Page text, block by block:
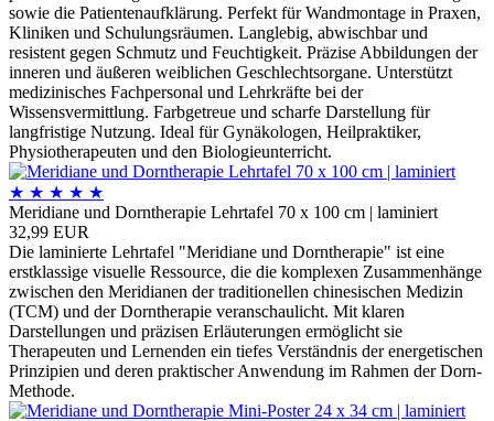
sowie die Patientenaufklärung. Perfekt für Wandmontage in Praxen,
Kliniken und Schulungsräumen. Langlebig, abwischbar und
resistent gegen Schmutz und Feuchtigkeit. Präzise Abbildungen der
inneren und äußeren weiblichen Geschlechtsorgane. Unterstützt
medizinisches Fachpersonal und Lehrkräfte bei der
Wissensvermittlung. Farbgetreue und scharfe Darstellung für
langfristige Nutzung. Ideal für Gynäkologen, Heilpraktiker,
Physiotherapeuten und den Biologieunterricht.
★ ★ ★ ★ ★
Meridiane und Dorntherapie Lehrtafel 70 x 100 cm | laminiert
32,99 EUR
Die laminierte Lehrtafel "Meridiane und Dorntherapie" ist eine
erstklassige visuelle Ressource, die die komplexen Zusammenhänge
zwischen den Meridianen der traditionellen chinesischen Medizin
(TCM) und der Dorntherapie veranschaulicht. Mit klaren
Darstellungen und präzisen Erläuterungen ermöglicht sie
Therapeuten und Lernenden ein tiefes Verständnis der energetischen
Prinzipien und deren praktischer Anwendung im Rahmen der Dorn-
Methode.